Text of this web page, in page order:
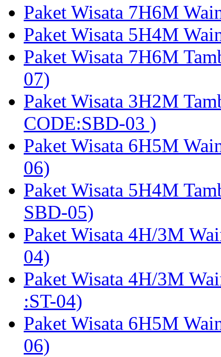
Paket Wisata 7H6M
Paket Wisata 5H4M
Paket Wisata 7H6M
07)
Paket Wisata 3H2M
CODE:SBD-03 )
Paket Wisata 6H5M
06)
Paket Wisata 5H4M
SBD-05)
Paket Wisata 4H/3M
04)
Paket Wisata 4H/3M
:ST-04)
Paket Wisata 6H5M
06)